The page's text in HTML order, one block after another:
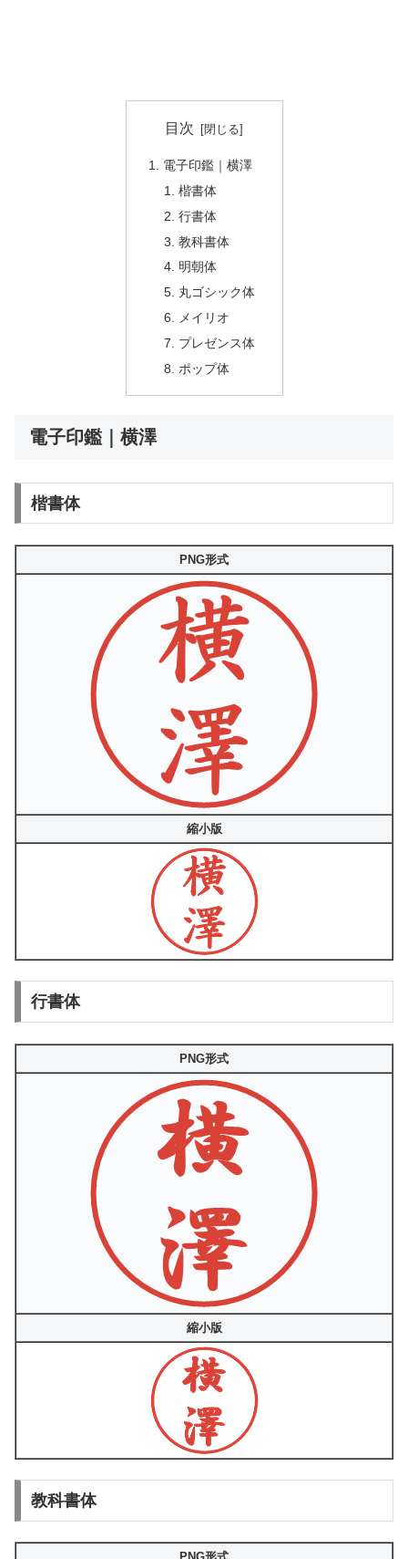
目次
電子印鑑｜横澤
楷書体
行書体
教科書体
明朝体
丸ゴシック体
メイリオ
プレゼンス体
ポップ体
電子印鑑｜横澤
楷書体
PNG形式
縮小版
行書体
PNG形式
縮小版
教科書体